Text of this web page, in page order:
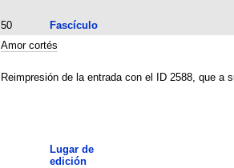
50
Fascículo
Amor cortés
Reimpresión de la entrada con el ID 2588, que a
Lugar de
edición